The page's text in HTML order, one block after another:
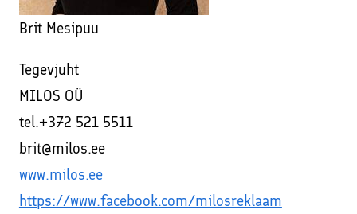
Brit Mesipuu
Tegevjuht
MILOS OÜ
tel.+372 521 5511
brit@milos.ee
www.milos.ee
https://www.facebook.com/milosreklaam